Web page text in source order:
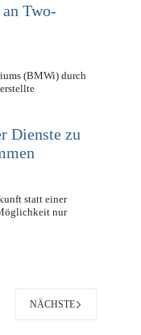
Two-
(BMWi) durch
zu
statt einer
nur